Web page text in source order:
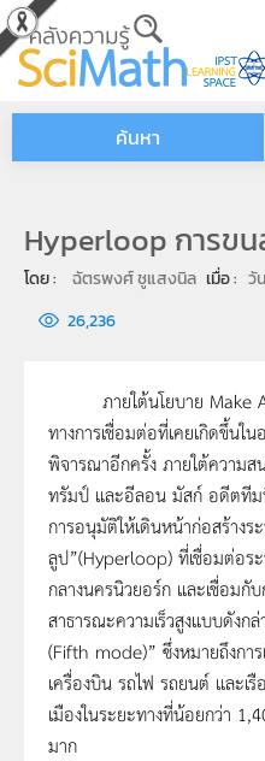
Skip to main content
ค้นหา
Hyperloop การข
โดย : ฉัตรพงศ์ ชูแสงนิล เมื่อ : วั
26,236
ภายใต้นโยบาย Make
ทางการเชื่อมต่อที่เคยเกิดขึ้
พิจารณาอีกครั้ง ภายใต้ความส
ทรัมป์ และอีลอน มัสก์ อดีตทีม
การอนุมัติให้เดินหน้าก่อสร้างร
ลูป”(Hyperloop) ที่เชื่อมต่อระ
กลางนครนิวยอร์ก และเชื่อมกั
สาธารณะความเร็วสูงแบบดังก
(Fifth mode)” ซึ่งหมายถึงกา
เครื่องบิน รถไฟ รถยนต์ และเรื
เมืองในระยะทางที่น้อยกว่า
มาก